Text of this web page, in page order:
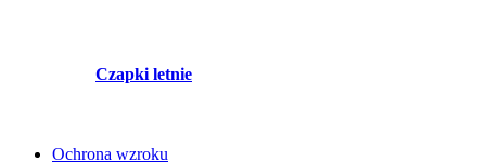
Czapki letnie
Ochrona wzroku